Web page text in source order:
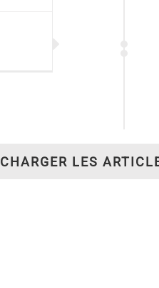
CHARGER LES